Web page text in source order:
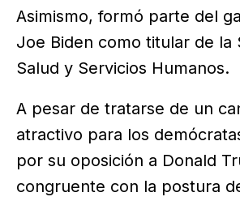
Asimismo, formó parte del
Joe Biden como titular de la
Salud y Servicios Humanos.
A pesar de tratarse de un
atractivo para los
por su oposición a Donald
congruente con la postura